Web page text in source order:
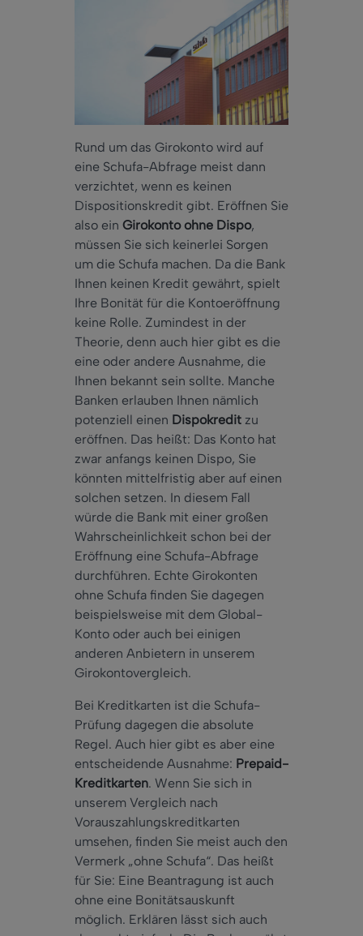
Rund um das Girokonto wird auf
eine Schufa-Abfrage meist dann
verzichtet, wenn es keinen
Dispositionskredit gibt. Eröffnen Sie
also ein Girokonto ohne Dispo,
müssen Sie sich keinerlei Sorgen
um die Schufa machen. Da die Bank
Ihnen keinen Kredit gewährt, spielt
Ihre Bonität für die Kontoeröffnung
keine Rolle. Zumindest in der
Theorie, denn auch hier gibt es die
eine oder andere Ausnahme, die
Ihnen bekannt sein sollte. Manche
Banken erlauben Ihnen nämlich
potenziell einen Dispokredit zu
eröffnen. Das heißt: Das Konto hat
zwar anfangs keinen Dispo, Sie
könnten mittelfristig aber auf einen
solchen setzen. In diesem Fall
würde die Bank mit einer großen
Wahrscheinlichkeit schon bei der
Eröffnung eine Schufa-Abfrage
durchführen. Echte Girokonten
ohne Schufa finden Sie dagegen
beispielsweise mit dem Global-
Konto oder auch bei einigen
anderen Anbietern in unserem
Girokontovergleich.
Bei Kreditkarten ist die Schufa-
Prüfung dagegen die absolute
Regel. Auch hier gibt es aber eine
entscheidende Ausnahme: Prepaid-
Kreditkarten. Wenn Sie sich in
unserem Vergleich nach
Vorauszahlungskreditkarten
umsehen, finden Sie meist auch den
Vermerk „ohne Schufa“. Das heißt
für Sie: Eine Beantragung ist auch
ohne eine Bonitätsauskunft
möglich. Erklären lässt sich auch